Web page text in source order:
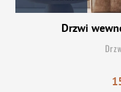
Drzwi